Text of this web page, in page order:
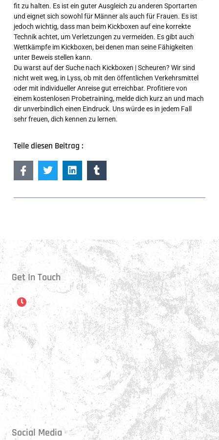
fit zu halten. Es ist ein guter Ausgleich zu anderen Sportarten
und eignet sich sowohl für Männer als auch für Frauen. Es ist
jedoch wichtig, dass man beim Kickboxen auf eine korrekte
Technik achtet, um Verletzungen zu vermeiden. Es gibt auch
Wettkämpfe im Kickboxen, bei denen man seine Fähigkeiten
unter Beweis stellen kann.
Du warst auf der Suche nach Kickboxen | Scheuren? Wir sind
nicht weit weg, in Lyss, ob mit den öffentlichen Verkehrsmittel
oder mit individueller Anreise gut erreichbar. Profitiere von
einem kostenlosen Probetraining, melde dich kurz an und mach
dir unverbindlich einen Eindruck. Uns würde es in jedem Fall
sehr freuen, dich kennen zu lernen.
Teile diesen Beitrag :
Get In Touch
Öffnungszeiten
Montag:
17:15 - 21:00 Uhr
Mittwoch:
17:30 - 21:00 Uhr
Donnerstag:
17:15 - 18:45 Uhr
17:30 - 21:00 Uhr
Social Media